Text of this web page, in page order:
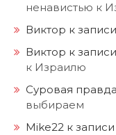
ненавистью к
Виктор к записи
Виктор к записи
к Израилю
Суровая правда
выбираем
Mike22 к записи